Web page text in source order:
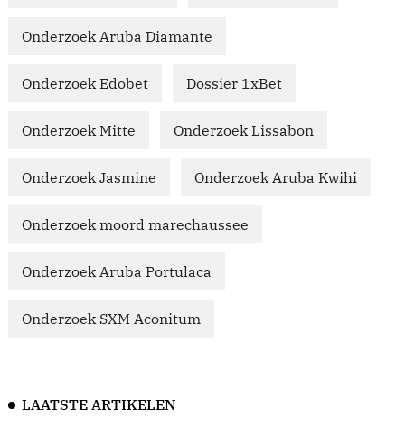
Onderzoek Aruba Diamante
Onderzoek Edobet Dossier 1xBet
Onderzoek Mitte Onderzoek Lissabon
Onderzoek Jasmine Onderzoek Aruba Kwihi
Onderzoek moord marechaussee
Onderzoek Aruba Portulaca
Onderzoek SXM Aconitum
LAATSTE ARTIKELEN